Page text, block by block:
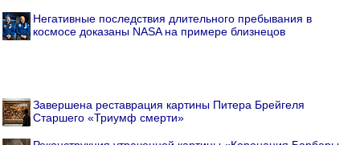
Негативные последствия длительного пребывания в
космосе доказаны NASA на примере близнецов
Завершена реставрация картины Питера Брейгеля
Старшего «Триумф смерти»